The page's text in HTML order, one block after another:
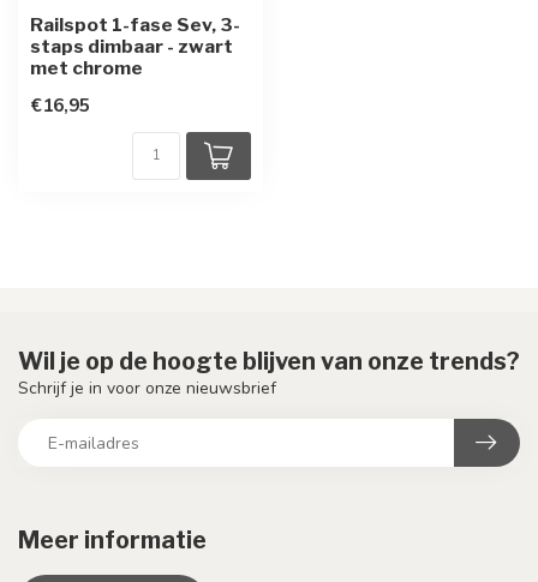
Railspot 1-fase Sev, 3-
staps dimbaar - zwart
met chrome
€16,95
Meer informatie
Wil je op de hoogte blijven van onze trends?
Schrijf je in voor onze nieuwsbrief